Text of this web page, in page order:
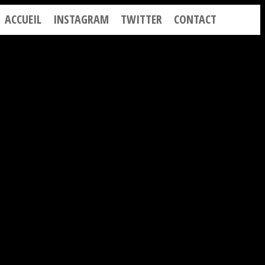
ACCUEIL INSTAGRAM TWITTER CONTACT